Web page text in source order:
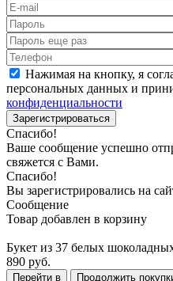
Нажимая на кнопку, я
персональных данных и
конфиденциальности
Зарегистрироваться
Спасибо!
Ваше сообщение успешно
свяжется с Вами.
Спасибо!
Вы зарегистрировались на
Сообщение
Товар добавлен в корзину
Букет из 37 белых
890 руб.
Перейти в Продолжить